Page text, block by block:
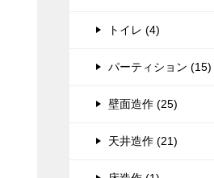
トイレ (4)
パーティション (15)
壁面造作 (25)
天井造作 (21)